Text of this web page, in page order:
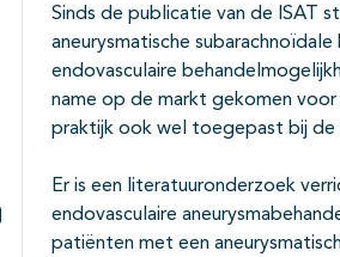
Subpagina's open- en dichtklappen
Sinds de publicatie van de ISAT
aneurysmatische
endovasculaire
name op de markt gekomen voor
praktijk ook wel toegepast bij de
Er is een literatuuronderzoek
endovasculaire
patiënten met een